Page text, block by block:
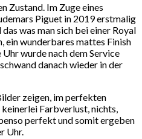
Zustand. Im Zuge eines
Piguet in 2019 erstmalig
was man sich bei einer Royal
ein wunderbares mattes Finish
wurde nach dem Service
danach wieder in der
zeigen, im perfekten
keinerlei Farbverlust, nichts,
perfekt und somit ergeben
Uhr.